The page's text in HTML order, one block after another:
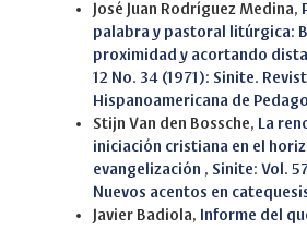
José Juan Rodríguez Medina,
palabra y pastoral litúrgica:
proximidad y acortando
12 No. 34 (1971): Sinite.
Hispanoamericana de
Stijn Van den Bossche, La
iniciación cristiana en el
evangelización , Sinite: Vol.
Nuevos acentos en
Javier Badiola, Informe del